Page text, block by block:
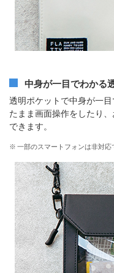
中身が一目でわかる
透明ポケットで中身が一
たまま画面操作をしたり
できます。
※ 一部のスマートフォンは非対応